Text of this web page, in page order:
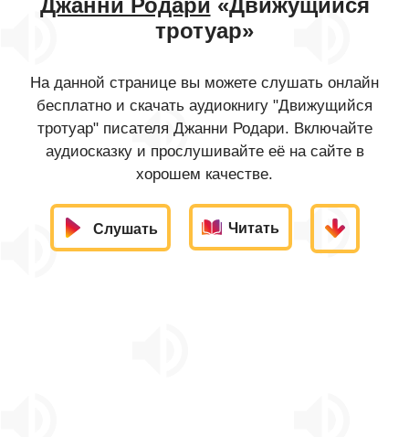
Джанни Родари «Движущийся
тротуар»
На данной странице вы можете слушать онлайн
бесплатно и скачать аудиокнигу "Движущийся
тротуар" писателя Джанни Родари. Включайте
аудиосказку и прослушивайте её на сайте в
хорошем качестве.
Слушать Читать